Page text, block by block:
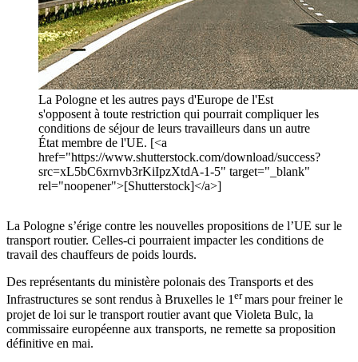
La Pologne et les autres pays d'Europe de l'Est
s'opposent à toute restriction qui pourrait compliquer les
conditions de séjour de leurs travailleurs dans un autre
État membre de l'UE. [<a
href="https://www.shutterstock.com/download/success?
src=xL5bC6xrnvb3rKiIpzXtdA-1-5" target="_blank"
rel="noopener">[Shutterstock]</a>]
La Pologne s’érige contre les nouvelles propositions de l’UE sur le
transport routier. Celles-ci pourraient impacter les conditions de
travail des chauffeurs de poids lourds.
Des représentants du ministère polonais des Transports et des
Infrastructures se sont rendus à Bruxelles le 1ermars pour freiner le
projet de loi sur le transport routier avant que Violeta Bulc, la
commissaire européenne aux transports, ne remette sa proposition
définitive en mai.